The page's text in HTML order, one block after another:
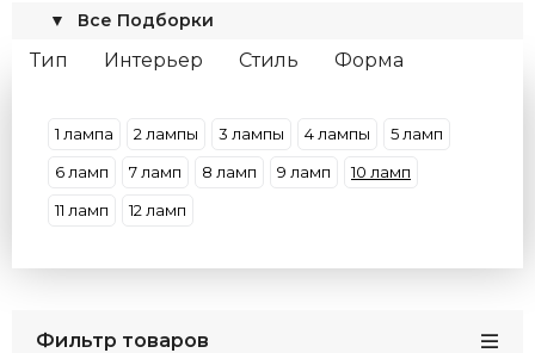
Все Подборки
▼
Тип Интерьер Стиль
Форма
Цвет свечения
Цвет плафона
Цвет арматуры
IP защита
Кол-во Ламп
Тип лампочки
1 лампа 2 лампы 3 лампы 4 лампы
5 ламп
6 ламп
7 ламп 8 ламп 9 ламп
10 ламп
11 ламп
12 ламп
Фильтр товаров